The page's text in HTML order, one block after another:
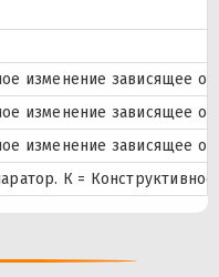
изменение зависящее
изменение зависящее
изменение зависящее
К =